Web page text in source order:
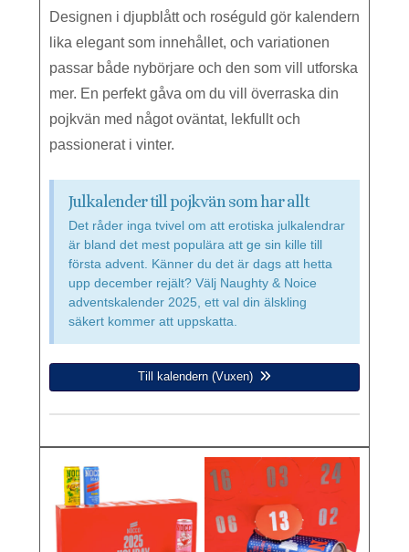
Designen i djupblått och roséguld gör kalendern
lika elegant som innehållet, och variationen
passar både nybörjare och den som vill utforska
mer. En perfekt gåva om du vill överraska din
pojkvän med något oväntat, lekfullt och
passionerat i vinter.
Julkalender till pojkvän som har allt
Det råder inga tvivel om att erotiska julkalendrar
är bland det mest populära att ge sin kille till
första advent. Känner du det är dags att hetta
upp december rejält? Välj Naughty & Noice
adventskalender 2025, ett val din älskling
säkert kommer att uppskatta.
Till kalendern (Vuxen)